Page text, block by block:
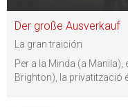
Der große Ausverkauf
La gran traición
Per a la Minda (a
Brighton), la privatització